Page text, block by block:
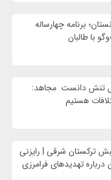
برنامه چهار‌ساله
با طالبان
تنش دانست مجاهد:
هستیم
ترکستان شرقی | رایزنی
تهدیدهای فرامرزی